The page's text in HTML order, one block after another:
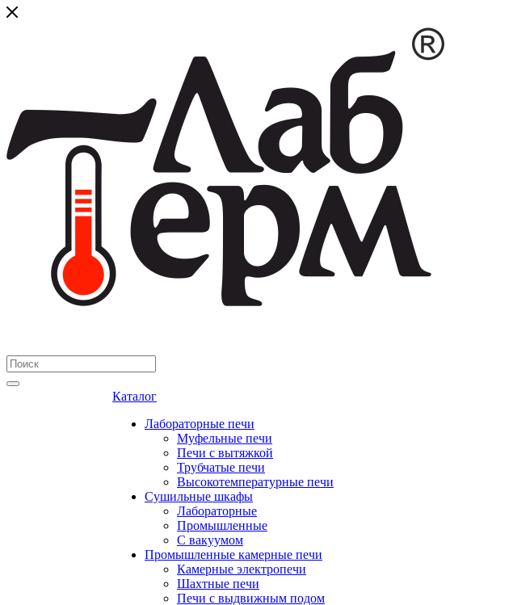
Каталог
Лабораторные печи
Муфельные печи
Печи с вытяжкой
Трубчатые печи
Высокотемпературные печи
Сушильные шкафы
Лабораторные
Промышленные
С вакуумом
Промышленные камерные печи
Камерные электропечи
Шахтные печи
Печи с выдвижным подом